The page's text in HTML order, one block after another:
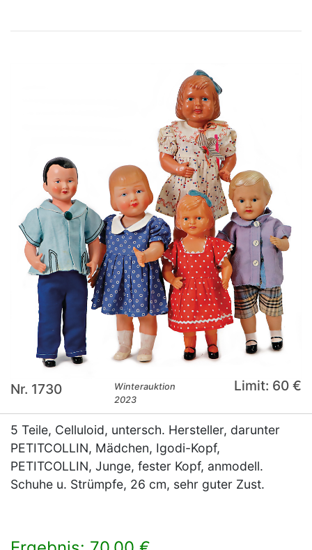
Nr. 1730
Winterauktion
2023
Limit: 60 €
5 Teile, Celluloid, untersch. Hersteller, darunter
PETITCOLLIN, Mädchen, Igodi-Kopf,
PETITCOLLIN, Junge, fester Kopf, anmodell.
Schuhe u. Strümpfe, 26 cm, sehr guter Zust.